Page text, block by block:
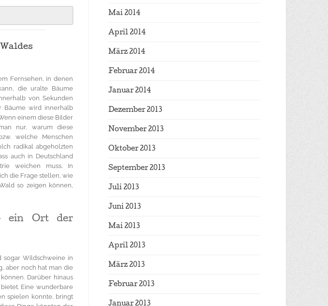
Fernsehen, in denen
die uralte Bäume
von Sekunden
Bäume wird innerhalb
einem diese Bilder
nur, warum diese
welche Menschen
radikal abgeholzten
auch in Deutschland
weichen muss. In
die Frage stellen, wie
so zeigen können,
ein Ort der
sogar Wildschweine in
aber noch hat man die
Darüber hinaus
Eine wunderbare
spielen konnte, bringt
Mai 2014
April 2014
März 2014
Februar 2014
Januar 2014
Dezember 2013
November 2013
Oktober 2013
September 2013
Juli 2013
Juni 2013
Mai 2013
April 2013
März 2013
Februar 2013
Januar 2013